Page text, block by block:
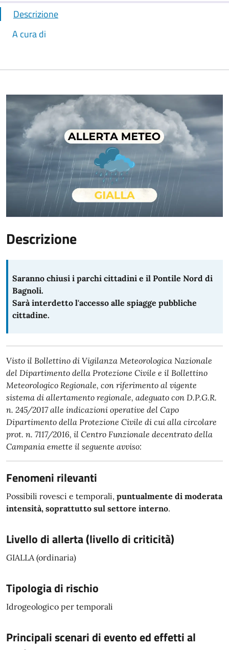
Descrizione
A cura di
Descrizione
Saranno chiusi i parchi cittadini e il Pontile Nord di
Bagnoli.
Sarà interdetto l'accesso alle spiagge pubbliche
cittadine.
Visto il Bollettino di Vigilanza Meteorologica Nazionale
del Dipartimento della Protezione Civile e il Bollettino
Meteorologico Regionale, con riferimento al vigente
sistema di allertamento regionale, adeguato con D.P.G.R.
n. 245/2017 alle indicazioni operative del Capo
Dipartimento della Protezione Civile di cui alla circolare
prot. n. 7117/2016, il Centro Funzionale decentrato della
Campania emette il seguente avviso:
Fenomeni rilevanti
Possibili rovesci e temporali, puntualmente di moderata
intensità, soprattutto sul settore interno.
Livello di allerta (livello di criticità)
GIALLA (ordinaria)
Tipologia di rischio
Idrogeologico per temporali
Principali scenari di evento ed effetti al